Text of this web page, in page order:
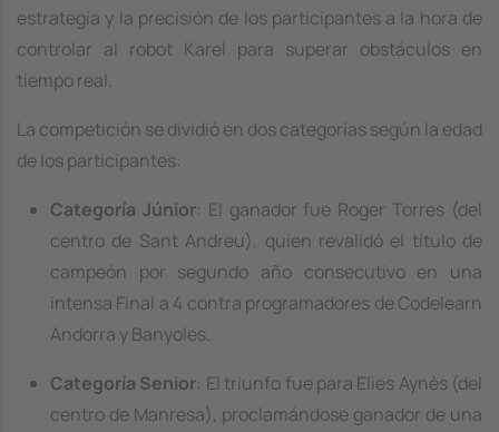
estrategia y la precisión de los participantes a la hora de
controlar al robot Karel para superar obstáculos en
tiempo real.
La competición se dividió en dos categorías según la edad
de los participantes:
Categoría Júnior: El ganador fue Roger Torres (del
centro de Sant Andreu), quien revalidó el título de
campeón por segundo año consecutivo en una
intensa Final a 4 contra programadores de Codelearn
Andorra y Banyoles.
Categoría Senior: El triunfo fue para Elies Aynès (del
centro de Manresa), proclamándose ganador de una